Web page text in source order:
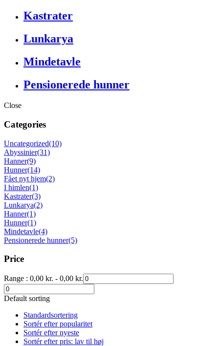
Kastrater
Lunkarya
Mindetavle
Pensionerede hunner
Close
Categories
Uncategorized(10)
Abyssinier(31)
Hanner(9)
Hunner(14)
Fået nyt hjem(2)
I himlen(1)
Kastrater(3)
Lunkarya(2)
Hanner(1)
Hunner(1)
Mindetavle(4)
Pensionerede hunner(5)
Price
Range : 0,00 kr. - 0,00 kr.
Default sorting
Standardsortering
Sortér efter popularitet
Sortér efter nyeste
Sortér efter pris: lav til høj